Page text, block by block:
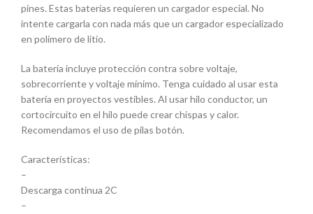
pines. Estas baterías requieren un cargador especial. No
intente cargarla con nada más que un cargador especializado
en polímero de litio.
La batería incluye protección contra sobre voltaje,
sobrecorriente y voltaje mínimo. Tenga cuidado al usar esta
batería en proyectos vestibles. Al usar hilo conductor, un
cortocircuito en el hilo puede crear chispas y calor.
Recomendamos el uso de pilas botón.
Características:
–
Descarga continua 2C
–